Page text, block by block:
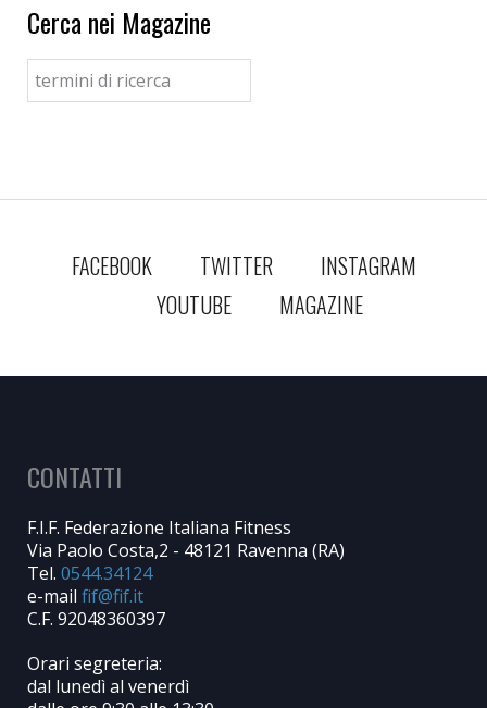
Cerca nei Magazine
FACEBOOK TWITTER
INSTAGRAM
YOUTUBE
MAGAZINE
CONTATTI
F.I.F. Federazione Italiana Fitness
Via Paolo Costa,2 - 48121 Ravenna (RA)
Tel. 0544.34124
e-mail
C.F. 92048360397
Orari segreteria:
dal lunedì al venerdì